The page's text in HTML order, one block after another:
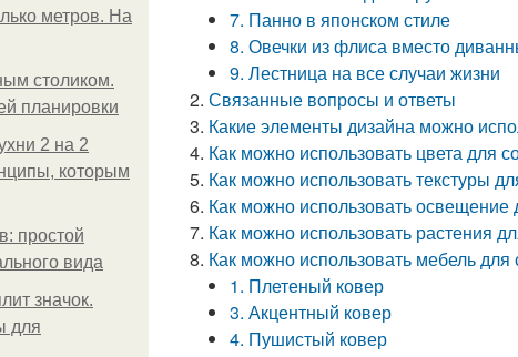
метров. На
столиком.
планировки
2 на 2
которым
простой
вида
значок.
для
7. Панно в японском стиле
8. Овечки из флиса вместо
9. Лестница на все случаи жизни
Связанные вопросы и ответы
Какие элементы дизайна можно
Как можно использовать цвета для
Как можно использовать текстуры
Как можно использовать
Как можно использовать растения
Как можно использовать мебель
1. Плетеный ковер
3. Акцентный ковер
4. Пушистый ковер